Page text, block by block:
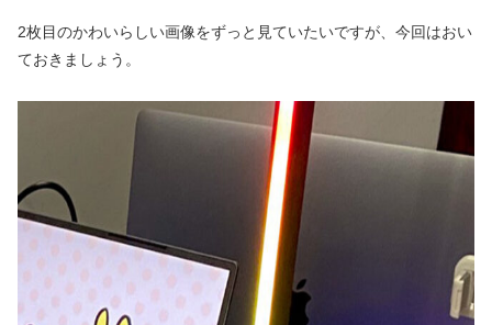
2枚目のかわいらしい画像をずっと見ていたいですが、今回はおい
ておきましょう。